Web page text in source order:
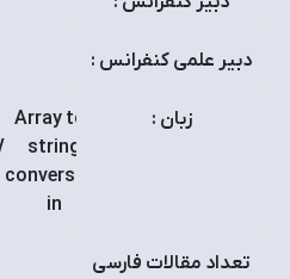
دبیر علمی کنفرانس :
زبان :
: Array to
string
conversion
in
تعداد مقالات فارسی